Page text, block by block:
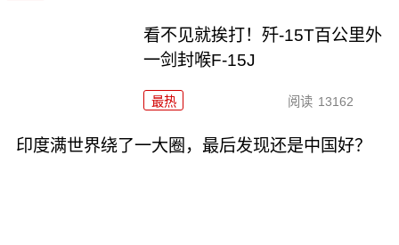
看不见就挨打！歼-15T百公里外
一剑封喉F-15J
最热 阅读 13162
印度满世界绕了一大圈，最后发现还是中国好？